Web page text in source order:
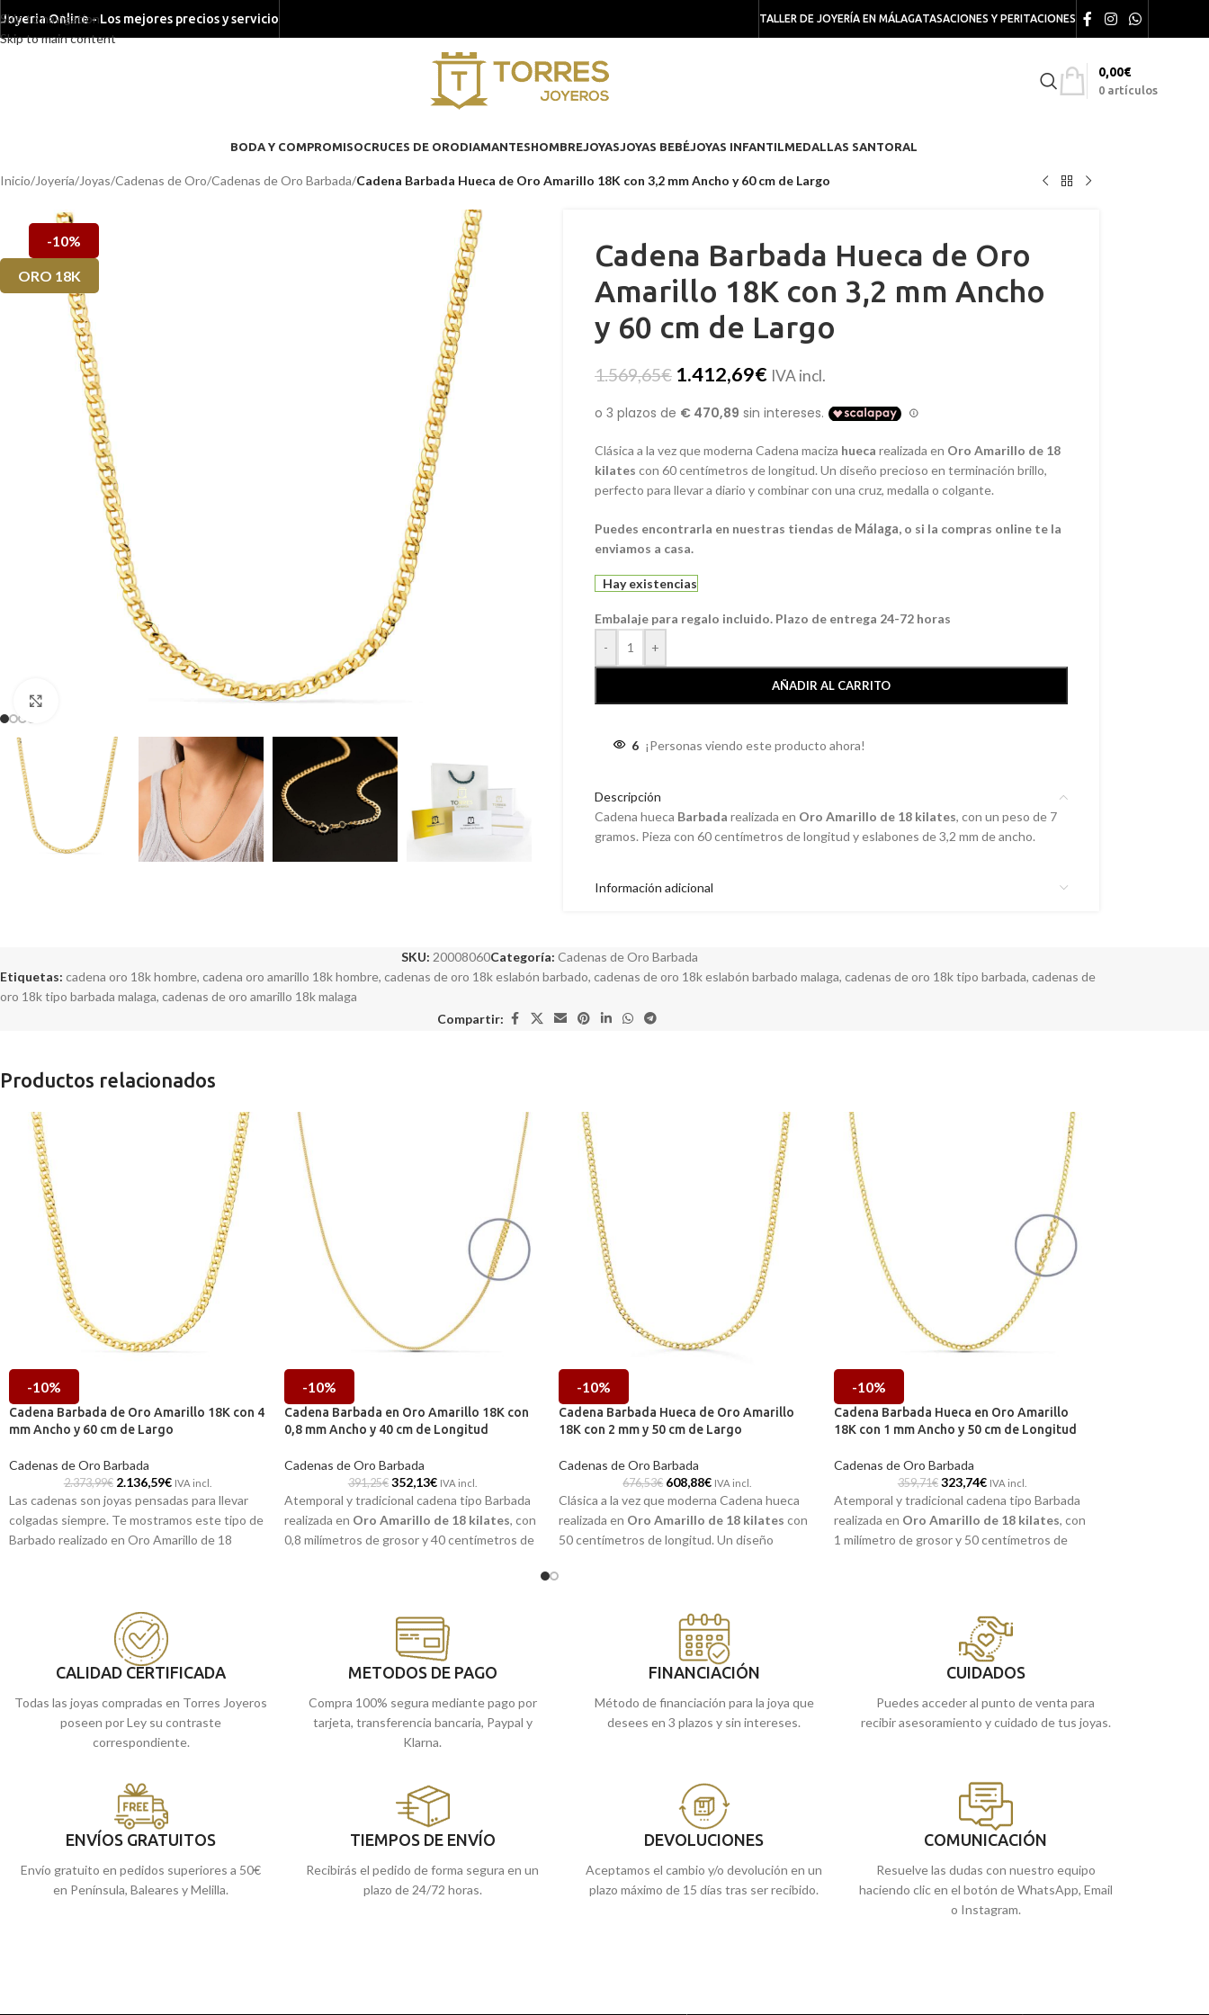
Skip to navigation
Skip to main content
Joyeria Online - Los mejores precios y servicio TALLER DE JOYERÍA EN MÁLAGATASACIONES Y PERITACIONES
0 artículos
0,00€
BODA Y COMPROMISOCRUCES DE ORODIAMANTESHOMBREJOYASJOYAS BEBÉJOYAS INFANTILMEDALLAS SANTORAL
Inicio/Joyería/Joyas/Cadenas de Oro/Cadenas de Oro Barbada/Cadena Barbada Hueca de Oro Amarillo 18K con 3,2 mm Ancho y 60 cm de Largo
-10%
ORO 18K
Cadena Barbada Hueca de Oro
Amarillo 18K con 3,2 mm Ancho
y 60 cm de Largo
1.569,65€ 1.412,69€ IVA incl.
Clásica a la vez que moderna Cadena maciza hueca realizada en Oro Amarillo de 18
kilates con 60 centímetros de longitud. Un diseño precioso en terminación brillo,
perfecto para llevar a diario y combinar con una cruz, medalla o colgante.
Puedes encontrarla en nuestras tiendas de Málaga, o si la compras online te la
enviamos a casa.
Hay existencias
Embalaje para regalo incluido. Plazo de entrega 24-72 horas
-
+
AÑADIR AL CARRITO
6 ¡Personas viendo este producto ahora!
Descripción
Cadena hueca Barbada realizada en Oro Amarillo de 18 kilates, con un peso de 7
gramos. Pieza con 60 centímetros de longitud y eslabones de 3,2 mm de ancho.
Información adicional
SKU: 20008060Categoría: Cadenas de Oro Barbada
Etiquetas: cadena oro 18k hombre, cadena oro amarillo 18k hombre, cadenas de oro 18k eslabón barbado, cadenas de oro 18k eslabón barbado malaga, cadenas de oro 18k tipo barbada, cadenas de
oro 18k tipo barbada malaga, cadenas de oro amarillo 18k malaga
Compartir:
Productos relacionados
-10%
Cadena Barbada de Oro Amarillo 18K con 4
mm Ancho y 60 cm de Largo
Cadenas de Oro Barbada
2.373,99€ 2.136,59€ IVA incl.
Las cadenas son joyas pensadas para llevar
colgadas siempre. Te mostramos este tipo de
Barbado realizado en Oro Amarillo de 18
Puedes encontrarla en nuestras tiendas
Málaga, o si lo prefieres, encargarla
-10%
Cadena Barbada en Oro Amarillo 18K con
0,8 mm Ancho y 40 cm de Longitud
Cadenas de Oro Barbada
391,25€ 352,13€ IVA incl.
Atemporal y tradicional cadena tipo Barbada
realizada en Oro Amarillo de 18 kilates, con
0,8 milímetros de grosor y 40 centímetros de
, o si la compras online te la
-10%
Cadena Barbada Hueca de Oro Amarillo
18K con 2 mm y 50 cm de Largo
Cadenas de Oro Barbada
676,53€ 608,88€ IVA incl.
Clásica a la vez que moderna Cadena hueca
realizada en Oro Amarillo de 18 kilates con
50 centímetros de longitud. Un diseño
Puedes encontrarla en nuestras tiendas
, o si la compras online te la
enviamos a casa.
-10%
Cadena Barbada Hueca en Oro Amarillo
18K con 1 mm Ancho y 50 cm de Longitud
Cadenas de Oro Barbada
359,71€ 323,74€ IVA incl.
Atemporal y tradicional cadena tipo Barbada
realizada en Oro Amarillo de 18 kilates, con
1 milímetro de grosor y 50 centímetros de
de Málaga, o si la compras online te la
CALIDAD CERTIFICADA
Todas las joyas compradas en Torres Joyeros
poseen por Ley su contraste
correspondiente.
METODOS DE PAGO
Compra 100% segura mediante pago por
tarjeta, transferencia bancaria, Paypal y
Klarna.
FINANCIACIÓN
Método de financiación para la joya que
desees en 3 plazos y sin intereses.
CUIDADOS
Puedes acceder al punto de venta para
recibir asesoramiento y cuidado de tus joyas.
ENVÍOS GRATUITOS
Envío gratuito en pedidos superiores a 50€
en Península, Baleares y Melilla.
TIEMPOS DE ENVÍO
Recibirás el pedido de forma segura en un
plazo de 24/72 horas.
DEVOLUCIONES
Aceptamos el cambio y/o devolución en un
plazo máximo de 15 días tras ser recibido.
COMUNICACIÓN
Resuelve las dudas con nuestro equipo
haciendo clic en el botón de WhatsApp, Email
o Instagram.